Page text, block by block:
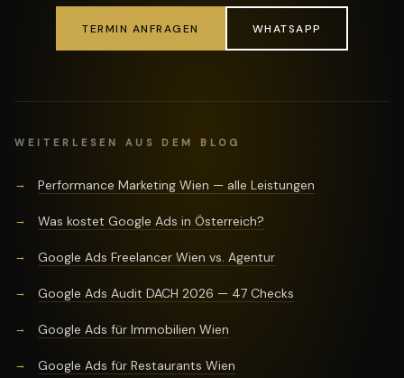
TERMIN ANFRAGEN WHATSAPP
WEITERLESEN AUS DEM BLOG
Performance Marketing Wien — alle Leistungen
Was kostet Google Ads in Österreich?
Google Ads Freelancer Wien vs. Agentur
Google Ads Audit DACH 2026 — 47 Checks
Google Ads für Immobilien Wien
Google Ads für Restaurants Wien